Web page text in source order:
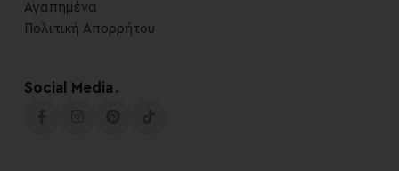
Αγαπημένα
Πολιτική Απορρήτου
Social Media .